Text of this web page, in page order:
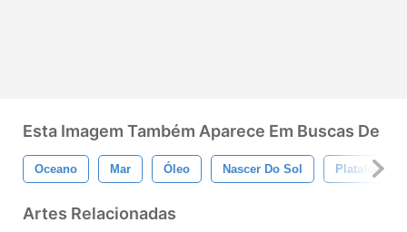
Esta Imagem Também Aparece Em Buscas De
Oceano Mar Óleo Nascer Do Sol Plataforma
Artes Relacionadas